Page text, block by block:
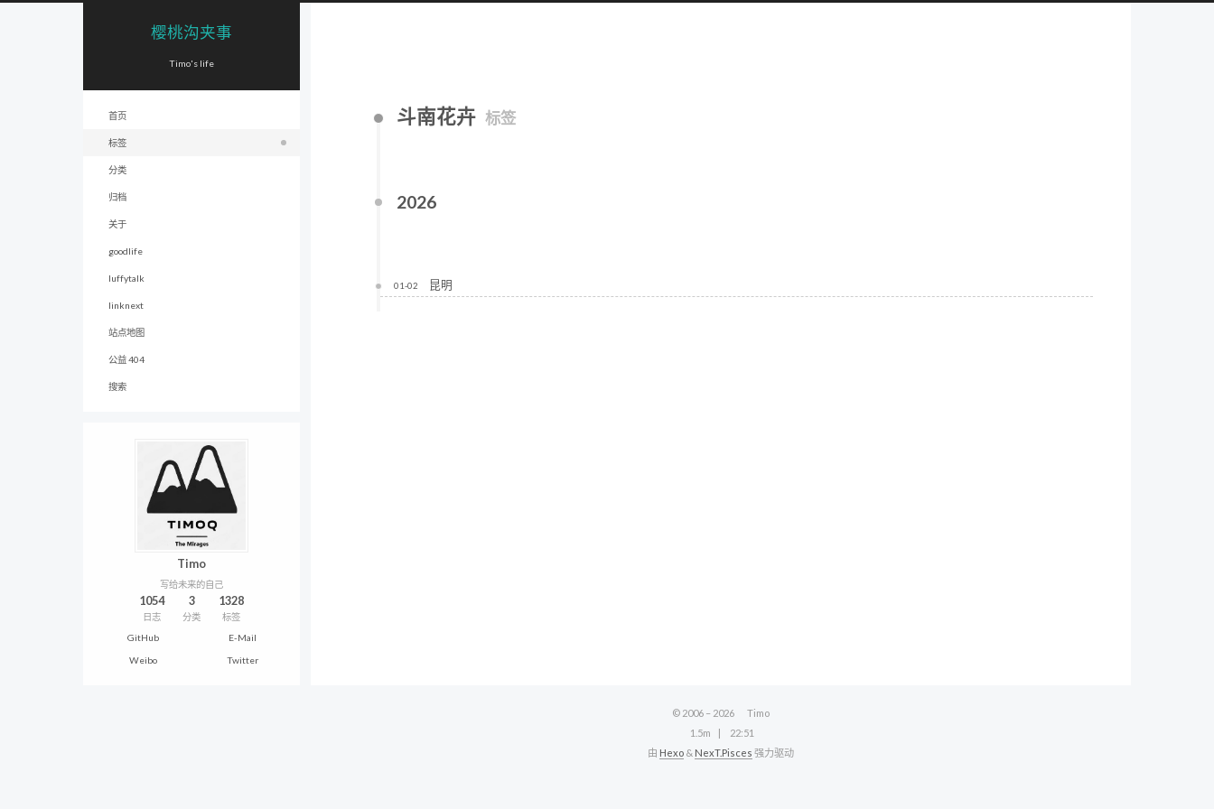
樱桃沟夹事
Timo's life
首页
标签
分类
归档
关于
goodlife
luffytalk
linknext
站点地图
公益 404
搜索
Timo
写给未来的自己
1054
日志
3
分类
1328
标签
GitHub
E-Mail
Weibo Twitter
斗南花卉 标签
2026
01-02 昆明
© 2006 – 2026
Timo
1.5m
22:51
由 Hexo & NexT.Pisces 强力驱动